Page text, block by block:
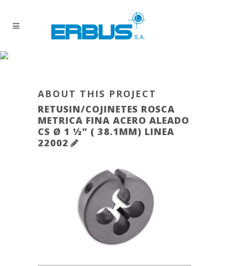
ABOUT THIS PROJECT
RETUSIN/COJINETES ROSCA
METRICA FINA ACERO ALEADO
CS Ø 1 ½” ( 38.1MM) LINEA
22002